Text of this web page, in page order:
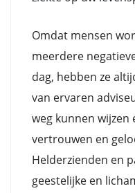
Omdat mensen
meerdere
dag, hebben ze
van ervaren
weg kunnen
vertrouwen en
Helderzienden en
geestelijke en